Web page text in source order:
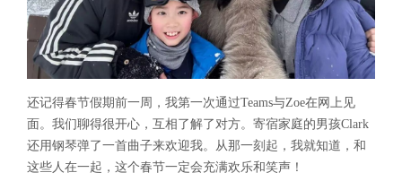
还记得春节假期前一周，我第一次通过Teams与Zoe在网上见
面。我们聊得很开心，互相了解了对方。寄宿家庭的男孩Clark
还用钢琴弹了一首曲子来欢迎我。从那一刻起，我就知道，和
这些人在一起，这个春节一定会充满欢乐和笑声！